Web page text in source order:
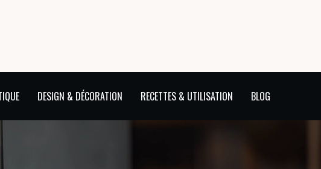
DESIGN & DÉCORATION RECETTES & UTILISATION BLOG